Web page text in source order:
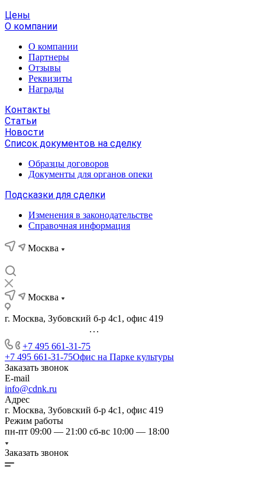
Цены
О компании
О компании
Партнеры
Отзывы
Реквизиты
Награды
Контакты
Статьи
Новости
Список документов на сделку
Образцы договоров
Документы для органов опеки
Подсказки для сделки
Изменения в законодательстве
Справочная информация
Москва
Москва
г. Москва, Зубовский б-р 4с1, офис 419
...
+7 495 661-31-75
+7 495 661-31-75Офис на Парке культуры
Заказать звонок
E-mail
info@cdnk.ru
Адрес
г. Москва, Зубовский б-р 4с1, офис 419
Режим работы
пн-пт 09:00 — 21:00 сб-вс 10:00 — 18:00
Заказать звонок